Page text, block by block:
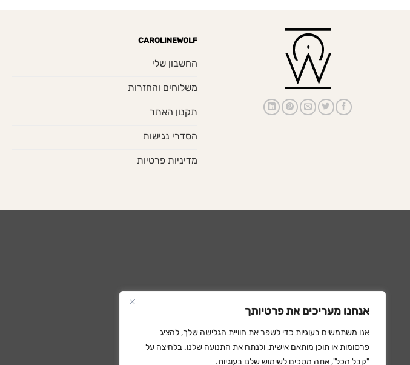
אנחנו מעריכים את פרטיותך
אנו משתמשים בעוגיות כדי לשפר את חוויית הגלישה שלך, להציג
פרסומות או תוכן מותאם אישית, ולנתח את התנועה שלנו. בלחיצה על
"קבל הכל", אתה מסכים לשימוש שלנו בעוגיות.
CAROLINEWOLF
החשבון שלי
משלוחים והחזרות
תקנון האתר
הסדרי נגישות
מדיניות פרטיות